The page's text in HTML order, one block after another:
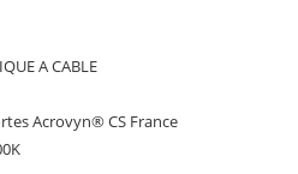
A CABLE
Acrovyn® CS France